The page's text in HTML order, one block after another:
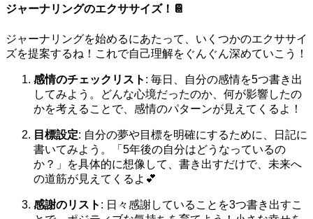
ジャーナリングのエクササイズ！📔
ジャーナリングを始めるにあたって、いくつかのエクササイ
ズを提案するね！これで自己理解をぐんぐん深めていこう！
感情のチェックリスト : 毎日、自分の感情を5つ書き出
してみよう。どんな心境だったのか、何が影響したの
かを考えることで、感情のパターンが見えてくるよ！
目標設定: 自分の夢や目標を明確にするために、日記に
書いてみよう。「5年後の自分はどうなっているの
か？」を具体的に想像して、書き出すだけで、未来へ
の道筋が見えてくるよ💕
感謝のリスト : 日々感謝していることを3つ書き出すこ